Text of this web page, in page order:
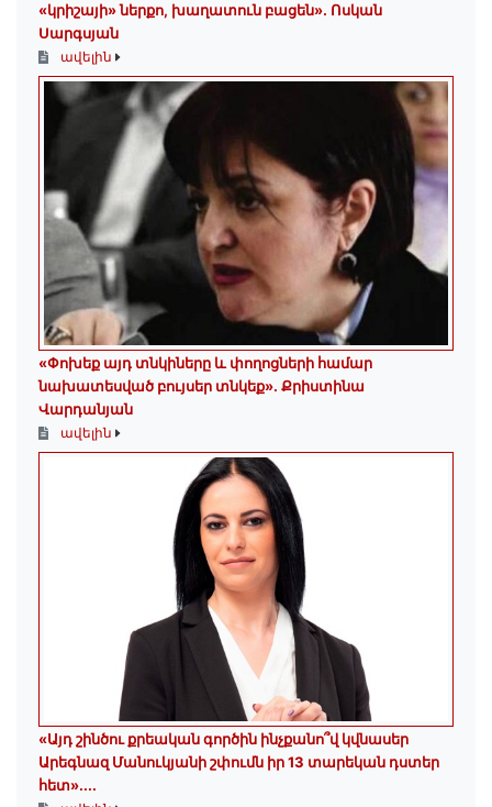
«կրիշայի» ներքո, խաղատուն բացեն»․ Ոսկան
Սարգսյան
ավելին
«Փոխեք այդ տնկիները և փողոցների համար
նախատեսված բույսեր տնկեք». Քրիստինա
Վարդանյան
ավելին
«Այդ շինծու քրեական գործին ինչքանո՞վ կվնասեր
Արեգնազ Մանուկյանի շփումն իր 13 տարեկան դստեր
հետ»․...